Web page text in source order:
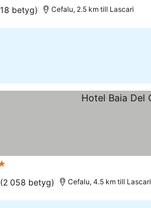
betyg) Cefalu, 2.5 km till Lascari
(2 058 betyg) Cefalu, 4.5 km till Lascari